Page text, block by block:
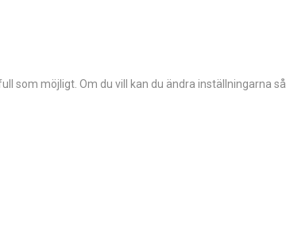
som möjligt. Om du vill kan du ändra inställningarna